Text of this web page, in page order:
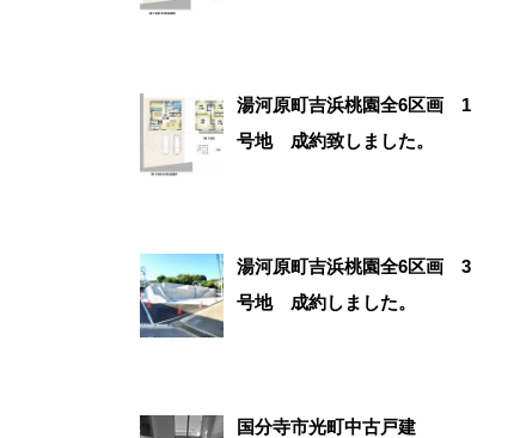
湯河原町吉浜桃園全6区画 1
号地 成約致しました。
湯河原町吉浜桃園全6区画 3
号地 成約しました。
国分寺市光町中古戸建